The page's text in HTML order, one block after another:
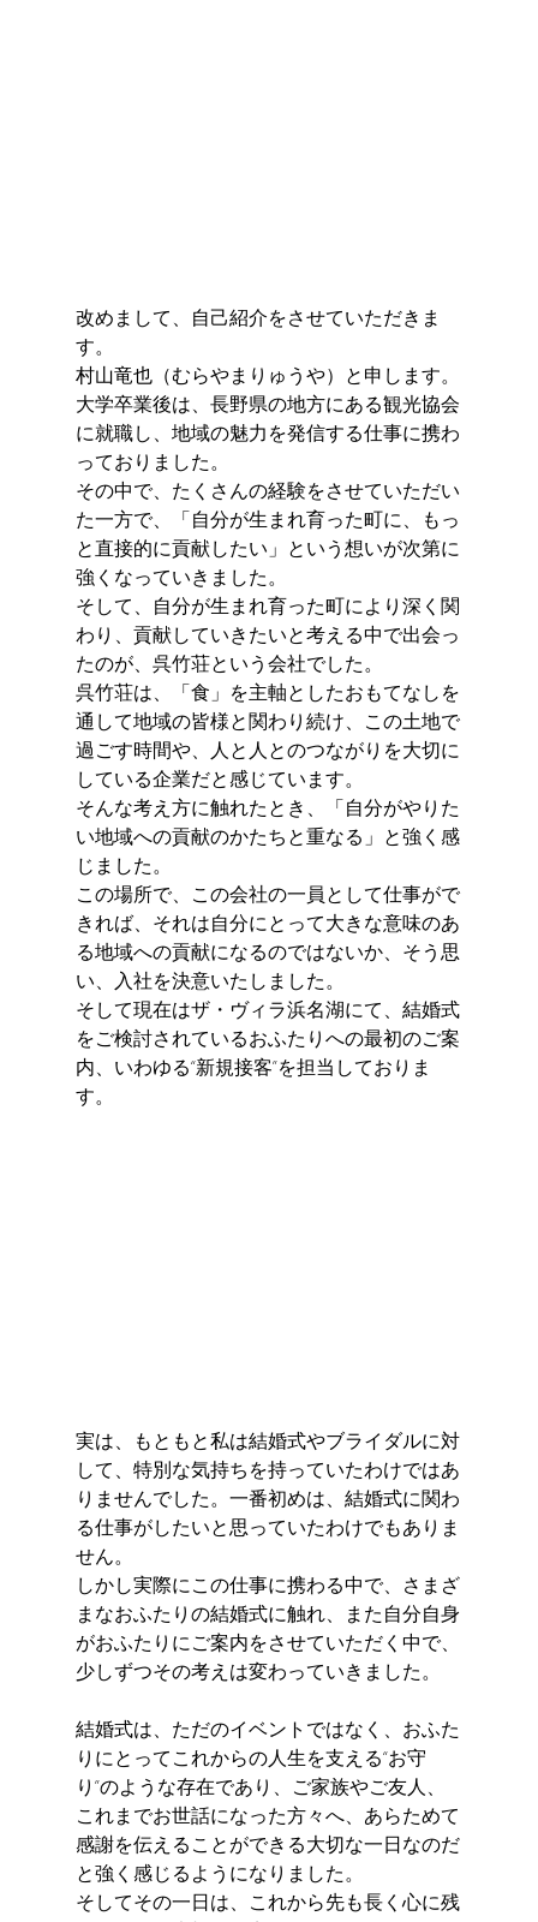
改めまして、自己紹介をさせていただきま
す。
村山竜也（むらやまりゅうや）と申します。
大学卒業後は、長野県の地方にある観光協会
に就職し、地域の魅力を発信する仕事に携わ
っておりました。
その中で、たくさんの経験をさせていただい
た一方で、「自分が生まれ育った町に、もっ
と直接的に貢献したい」という想いが次第に
強くなっていきました。
そして、自分が生まれ育った町により深く関
わり、貢献していきたいと考える中で出会っ
たのが、呉竹荘という会社でした。
呉竹荘は、「食」を主軸としたおもてなしを
通して地域の皆様と関わり続け、この土地で
過ごす時間や、人と人とのつながりを大切に
している企業だと感じています。
そんな考え方に触れたとき、「自分がやりた
い地域への貢献のかたちと重なる」と強く感
じました。
この場所で、この会社の一員として仕事がで
きれば、それは自分にとって大きな意味のあ
る地域への貢献になるのではないか、そう思
い、入社を決意いたしました。
そして現在はザ・ヴィラ浜名湖にて、結婚式
をご検討されているおふたりへの最初のご案
内、いわゆる“新規接客”を担当しておりま
す。
実は、もともと私は結婚式やブライダルに対
して、特別な気持ちを持っていたわけではあ
りませんでした。一番初めは、結婚式に関わ
る仕事がしたいと思っていたわけでもありま
せん。
しかし実際にこの仕事に携わる中で、さまざ
まなおふたりの結婚式に触れ、また自分自身
がおふたりにご案内をさせていただく中で、
少しずつその考えは変わっていきました。
結婚式は、ただのイベントではなく、おふた
りにとってこれからの人生を支える“お守
り”のような存在であり、ご家族やご友人、
これまでお世話になった方々へ、あらためて
感謝を伝えることができる大切な一日なのだ
と強く感じるようになりました。
そしてその一日は、これから先も長く心に残